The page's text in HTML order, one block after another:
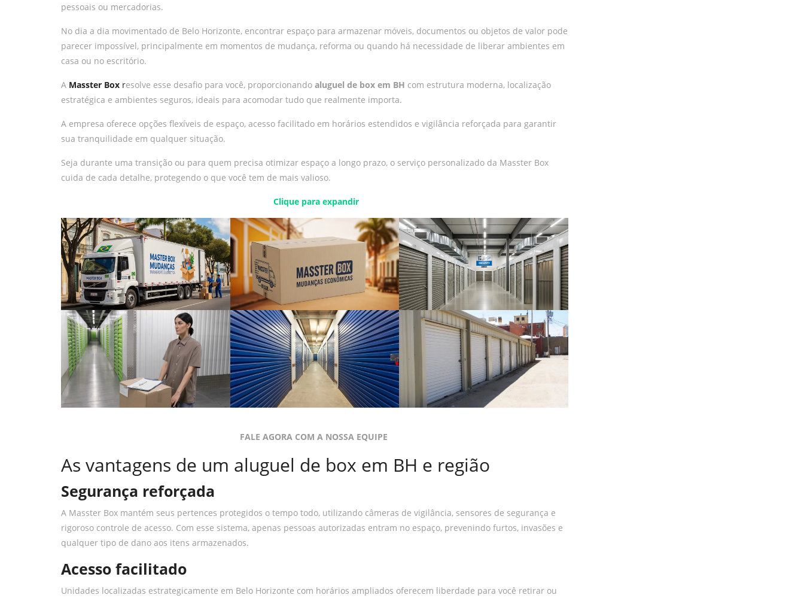
pessoais ou mercadorias.
No dia a dia movimentado de Belo Horizonte, encontrar espaço para armazenar móveis, documentos ou objetos de valor pode
parecer impossível, principalmente em momentos de mudança, reforma ou quando há necessidade de liberar ambientes em
casa ou no escritório.
A Masster Box resolve esse desafio para você, proporcionando aluguel de box em BH com estrutura moderna, localização
estratégica e ambientes seguros, ideais para acomodar tudo que realmente importa.
A empresa oferece opções flexíveis de espaço, acesso facilitado em horários estendidos e vigilância reforçada para garantir
sua tranquilidade em qualquer situação.
Seja durante uma transição ou para quem precisa otimizar espaço a longo prazo, o serviço personalizado da Masster Box
cuida de cada detalhe, protegendo o que você tem de mais valioso.
Clique para expandir
FALE AGORA COM A NOSSA EQUIPE
As vantagens de um aluguel de box em BH e região
Segurança reforçada
A Masster Box mantém seus pertences protegidos o tempo todo, utilizando câmeras de vigilância, sensores de segurança e
rigoroso controle de acesso. Com esse sistema, apenas pessoas autorizadas entram no espaço, prevenindo furtos, invasões e
qualquer tipo de dano aos itens armazenados.
Acesso facilitado
Unidades localizadas estrategicamente em Belo Horizonte com horários ampliados oferecem liberdade para você retirar ou